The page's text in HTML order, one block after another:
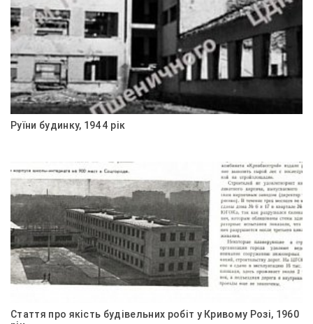
Руїни будинку, 1944 рік
Стаття про якість будівельних робіт у Кривому Розі, 1960